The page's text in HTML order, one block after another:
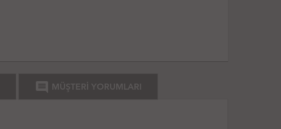
comment MÜŞTERİ YORUMLARI